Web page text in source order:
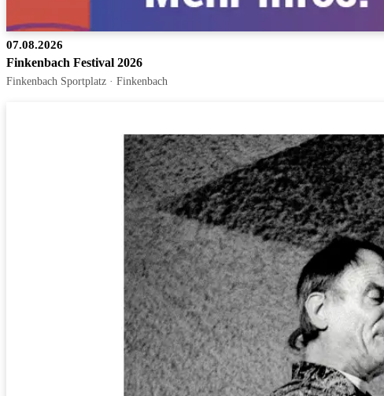
07.08.2026
Finkenbach Festival 2026
Finkenbach Sportplatz · Finkenbach